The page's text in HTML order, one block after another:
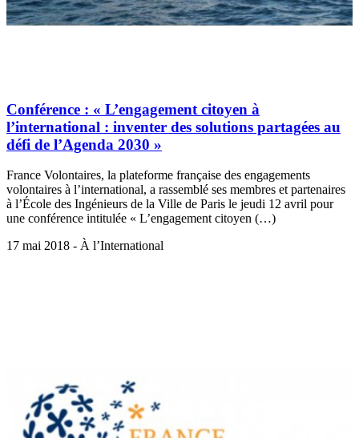
Conférence : « L’engagement citoyen à
l’international : inventer des solutions partagées au
défi de l’Agenda 2030 »
France Volontaires, la plateforme française des engagements
volontaires à l’international, a rassemblé ses membres et partenaires
à l’École des Ingénieurs de la Ville de Paris le jeudi 12 avril pour
une conférence intitulée « L’engagement citoyen (…)
17 mai 2018 - À l’International